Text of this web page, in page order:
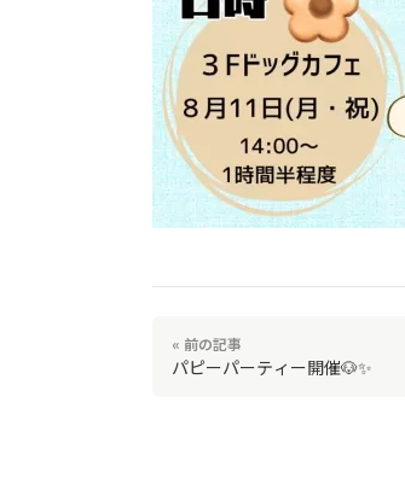
« 前の記事
パピーパーティー開催🐶✨